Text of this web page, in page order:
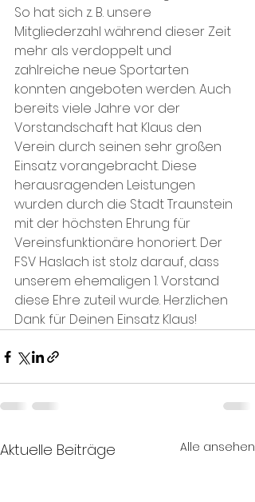
So hat sich z. B. unsere
Mitgliederzahl während dieser Zeit
mehr als verdoppelt und
zahlreiche neue Sportarten
konnten angeboten werden. Auch
bereits viele Jahre vor der
Vorstandschaft hat Klaus den
Verein durch seinen sehr großen
Einsatz vorangebracht. Diese
herausragenden Leistungen
wurden durch die Stadt Traunstein
mit der höchsten Ehrung für
Vereinsfunktionäre honoriert. Der
FSV Haslach ist stolz darauf, dass
unserem ehemaligen 1. Vorstand
diese Ehre zuteil wurde. Herzlichen
Dank für Deinen Einsatz Klaus!
Aktuelle Beiträge Alle ansehen